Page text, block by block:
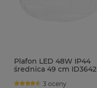
Plafon LED 48W IP44
średnica 49 cm ID3642
3 oceny